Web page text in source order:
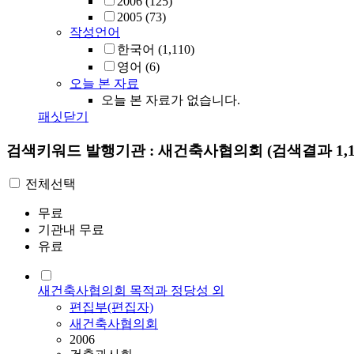
2005 (73)
작성언어
한국어 (1,110)
영어 (6)
오늘 본 자료
오늘 본 자료가 없습니다.
패싯닫기
검색키워드 발행기관 : 새건축사협의회 (검색결과
전체선택
무료
기관내 무료
유료
새건축사협의회 목적과 정당성 외
편집부(편집자)
새건축사협의회
2006